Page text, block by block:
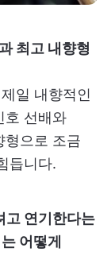
최고 내향형
일 내향적인
호 선배와
형으로 조금
듭니다.
고 연기한다는
어떻게